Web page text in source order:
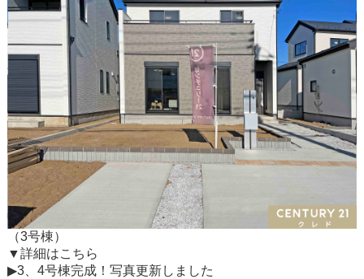
（3号棟）
▼詳細はこちら
▶3、4号棟完成！写真更新しました